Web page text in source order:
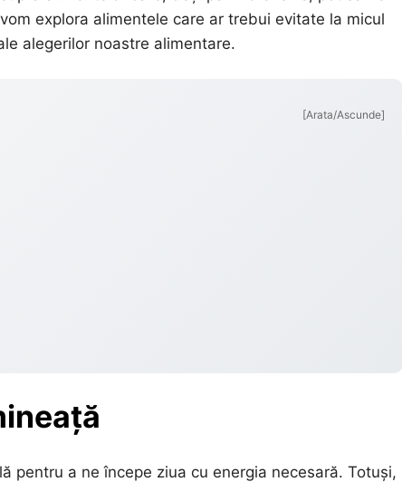
explora alimentele care ar trebui evitate la micul
alegerilor noastre alimentare.
[Arata/Ascunde]
pentru a ne începe ziua cu energia necesară. Totuși,